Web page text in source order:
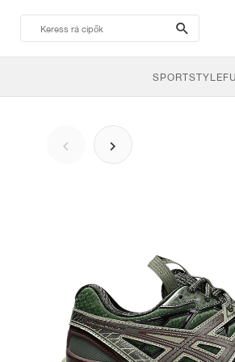
search-
btn
SPORTSTYLE